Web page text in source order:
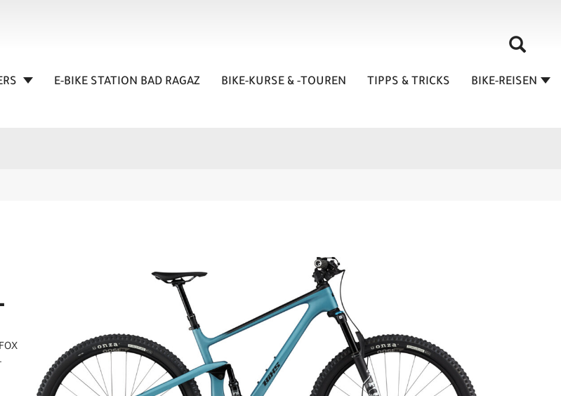
E-BIKE STATION BAD RAGAZ BIKE-KURSE & -TOUREN TIPPS & TRICKS BIKE-REISEN